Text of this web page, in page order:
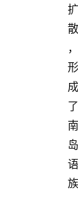
扩
散
，
形
成
了
南
岛
语
族